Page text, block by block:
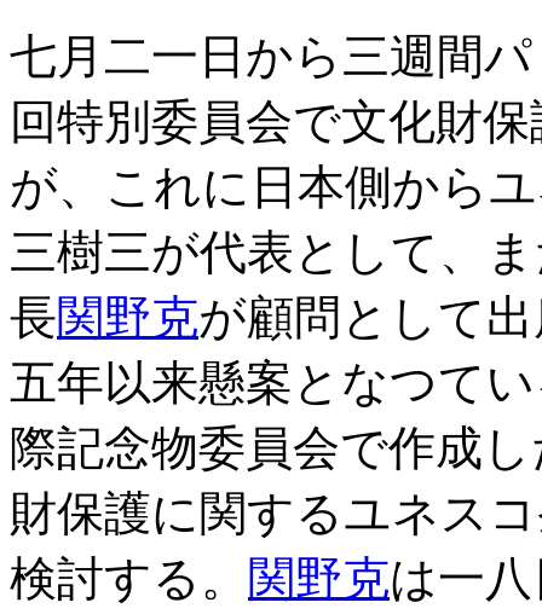
七月二一日から三週間
回特別委員会で文化財
が、これに日本側から
三樹三が代表として、
長関野克が顧問として
五年以来懸案となつて
際記念物委員会で作成
財保護に関するユネス
検討する。 関野克は一